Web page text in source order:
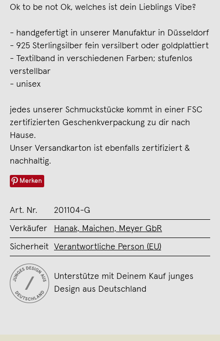
Ok to be not Ok, welches ist dein Lieblings Vibe?
- handgefertigt in unserer Manufaktur in Düsseldorf
- 925 Sterlingsilber fein versilbert oder goldplattiert
- Textilband in verschiedenen Farben; stufenlos
verstellbar
- unisex
jedes unserer Schmuckstücke kommt in einer FSC
zertifizierten Geschenkverpackung zu dir nach
Hause.
Unser Versandkarton ist ebenfalls zertifiziert &
nachhaltig.
Merken
Art. Nr. 201104-G
Verkäufer Hanak, Maichen, Meyer GbR
Sicherheit Verantwortliche Person (EU)
Unterstütze mit Deinem Kauf junges
Design aus Deutschland